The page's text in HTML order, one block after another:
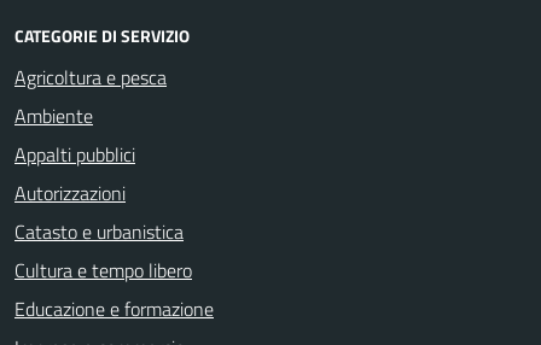
CATEGORIE DI SERVIZIO
Agricoltura e pesca
Ambiente
Appalti pubblici
Autorizzazioni
Catasto e urbanistica
Cultura e tempo libero
Educazione e formazione